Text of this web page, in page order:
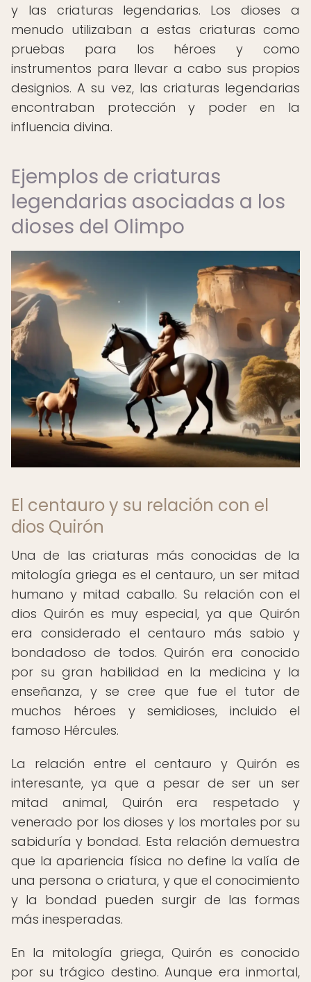
y las criaturas legendarias. Los dioses a
menudo utilizaban a estas criaturas como
pruebas para los héroes y como
instrumentos para llevar a cabo sus propios
designios. A su vez, las criaturas legendarias
encontraban protección y poder en la
influencia divina.
Ejemplos de criaturas
legendarias asociadas a los
dioses del Olimpo
El centauro y su relación con el
dios Quirón
Una de las criaturas más conocidas de la
mitología griega es el centauro, un ser mitad
humano y mitad caballo. Su relación con el
dios Quirón es muy especial, ya que Quirón
era considerado el centauro más sabio y
bondadoso de todos. Quirón era conocido
por su gran habilidad en la medicina y la
enseñanza, y se cree que fue el tutor de
muchos héroes y semidioses, incluido el
famoso Hércules.
La relación entre el centauro y Quirón es
interesante, ya que a pesar de ser un ser
mitad animal, Quirón era respetado y
venerado por los dioses y los mortales por su
sabiduría y bondad. Esta relación demuestra
que la apariencia física no define la valía de
una persona o criatura, y que el conocimiento
y la bondad pueden surgir de las formas
más inesperadas.
En la mitología griega, Quirón es conocido
por su trágico destino. Aunque era inmortal,